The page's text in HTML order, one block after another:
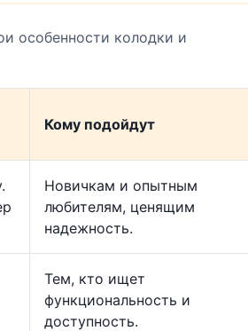
особенности колодки и
Кому подойдут
Новичкам и опытным
любителям, ценящим
надежность.
Тем, кто ищет
функциональность и
доступность.